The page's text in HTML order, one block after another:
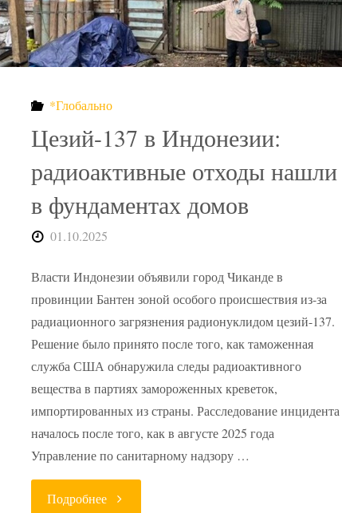
для
остекловывания
радиоактивных
отходов"
*Глобально
Цезий-137 в Индонезии:
радиоактивные отходы нашли
в фундаментах домов
01.10.2025
Власти Индонезии объявили город Чиканде в
провинции Бантен зоной особого происшествия из-за
радиационного загрязнения радионуклидом цезий-137.
Решение было принято после того, как таможенная
служба США обнаружила следы радиоактивного
вещества в партиях замороженных креветок,
импортированных из страны. Расследование инцидента
началось после того, как в августе 2025 года
Управление по санитарному надзору …
Подробнее"Цезий-137